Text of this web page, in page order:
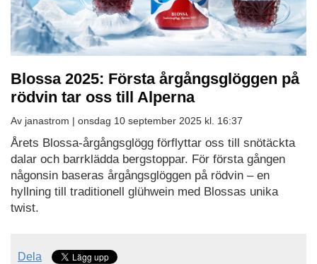
Blossa 2025: Första årgångsglöggen på
rödvin tar oss till Alperna
Av janastrom | onsdag 10 september 2025 kl. 16:37
Årets Blossa-årgångsglögg förflyttar oss till snötäckta
dalar och barrklädda bergstoppar. För första gången
någonsin baseras årgångsglöggen på rödvin – en
hyllning till traditionell glühwein med Blossas unika
twist.
Dela